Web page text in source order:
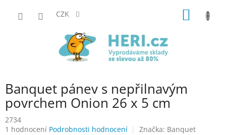
CZK
Banquet pánev s nepřilnavým
povrchem Onion 26 x 5 cm
2734
Průměrné
1 hodnocení Podrobnosti hodnocení Značka: Banquet